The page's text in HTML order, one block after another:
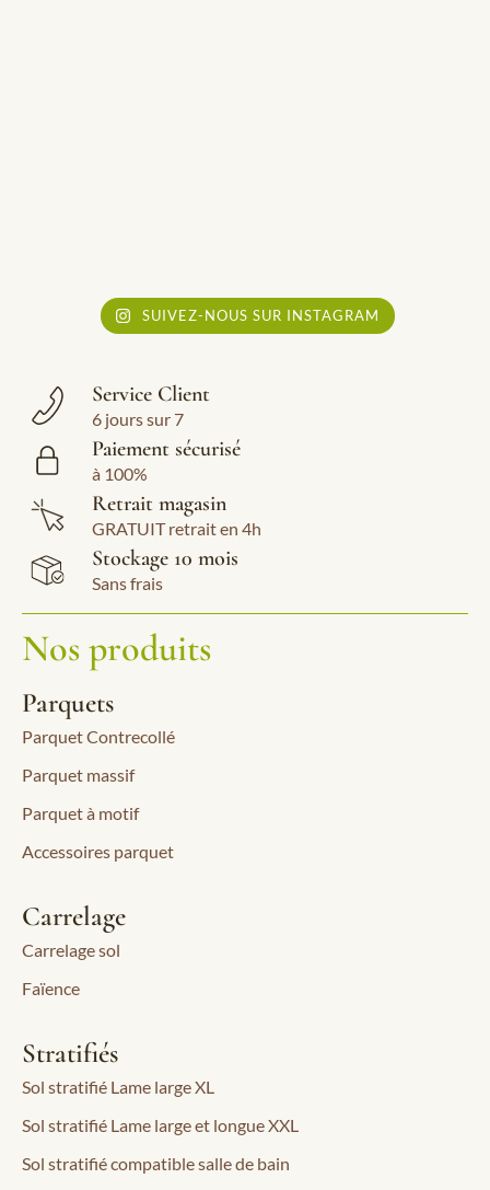
SUIVEZ-NOUS SUR INSTAGRAM
Service Client
6 jours sur 7
Paiement sécurisé
à 100%
Retrait magasin
GRATUIT retrait en 4h
Stockage 10 mois
Sans frais
Nos produits
Parquets
Parquet Contrecollé
Parquet massif
Parquet à motif
Accessoires parquet
Carrelage
Carrelage sol
Faïence
Stratifiés
Sol stratifié Lame large XL
Sol stratifié Lame large et longue XXL
Sol stratifié compatible salle de bain